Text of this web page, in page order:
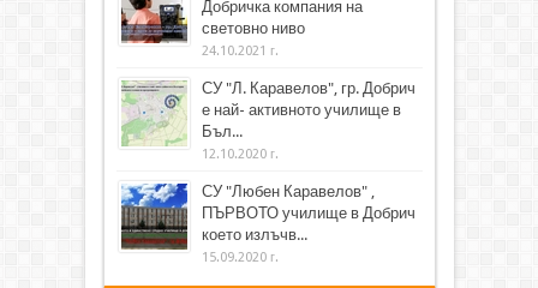
Добричка компания на
световно ниво
24.10.2021 г.
СУ "Л. Каравелов", гр. Добрич
е най- активното училище в
Бъл...
12.10.2020 г.
СУ "Любен Каравелов" ,
ПЪРВОТО училище в Добрич
което излъчв...
15.09.2020 г.